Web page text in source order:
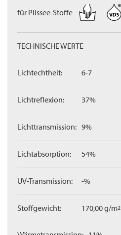
für Plissee-Stoffe
TECHNISCHE WERTE
Lichtechtheit: 6-7
Lichtreflexion: 37%
Lichttransmission: 9%
Lichtabsorption: 54%
UV-Transmission: -%
Stoffgewicht: 170,00 g/m2